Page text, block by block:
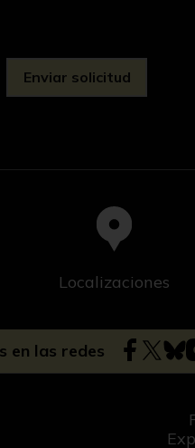
Localizaciones
en las redes